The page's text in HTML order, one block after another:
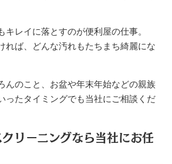
キレイに落とすのが便利屋の仕事。
れば、どんな汚れもたちまち綺麗にな
んのこと、お盆や年末年始などの親族
ったタイミングでも当社にご相談くだ
リーニングなら当社にお任